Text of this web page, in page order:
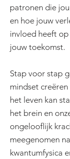
patronen die
en hoe jouw
invloed heeft
jouw toekomst.
Stap voor stap
mindset
het leven kan
het brein en
ongelooflijk
meegenomen
kwantumfysica